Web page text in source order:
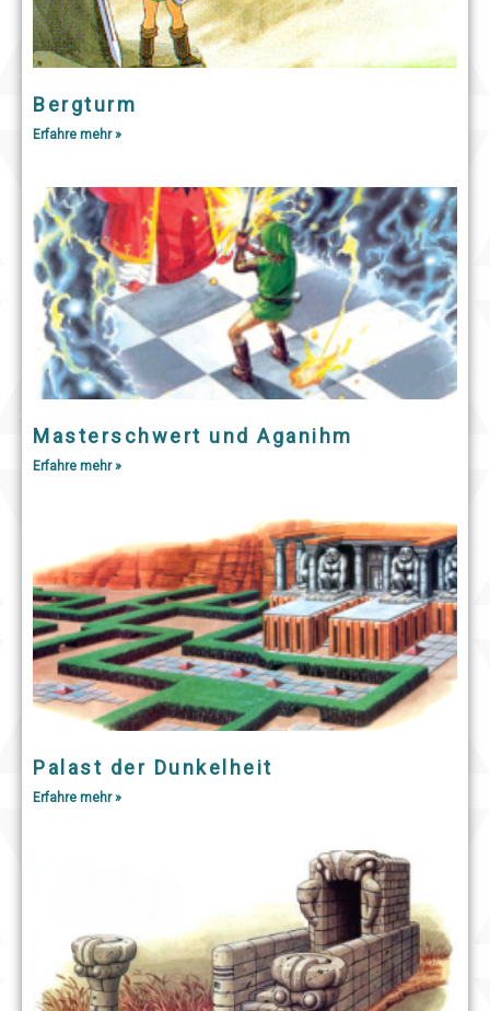
Bergturm
Erfahre mehr »
Masterschwert und Aganihm
Erfahre mehr »
Palast der Dunkelheit
Erfahre mehr »